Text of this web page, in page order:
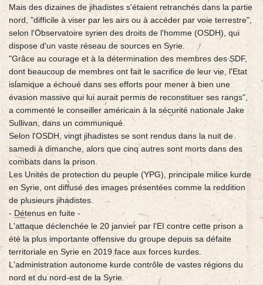
Mais des dizaines de jihadistes s'étaient retranchés dans la partie
nord, "difficile à viser par les airs ou à accéder par voie terrestre",
selon l'Observatoire syrien des droits de l'homme (OSDH), qui
dispose d'un vaste réseau de sources en Syrie.
"Grâce au courage et à la détermination des membres des SDF,
dont beaucoup de membres ont fait le sacrifice de leur vie, l'Etat
islamique a échoué dans ses efforts pour mener à bien une
évasion massive qui lui aurait permis de reconstituer ses rangs",
a commenté le conseiller américain à la sécurité nationale Jake
Sullivan, dans un communiqué.
Selon l'OSDH, vingt jihadistes se sont rendus dans la nuit de
samedi à dimanche, alors que cinq autres sont morts dans des
combats dans la prison.
Les Unités de protection du peuple (YPG), principale milice kurde
en Syrie, ont diffusé des images présentées comme la reddition
de plusieurs jihadistes.
- Détenus en fuite -
L'attaque déclenchée le 20 janvier par l'EI contre cette prison a
été la plus importante offensive du groupe depuis sa défaite
territoriale en Syrie en 2019 face aux forces kurdes.
L'administration autonome kurde contrôle de vastes régions du
nord et du nord-est de la Syrie.